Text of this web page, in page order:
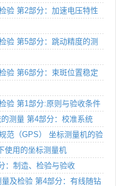
验 第2部分：加速电压特性
验 第5部分：跳动精度的测
验 第6部分：束斑位置稳定
验 第1部分:原则与验收条件
测量 第4部分：校准系统
范（GPS） 坐标测量机的验
使用的坐标测量机
：制造、检验与验收
及检验 第4部分：有线随钻